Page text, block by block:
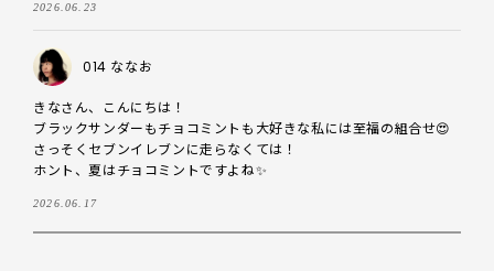
2026.06.23
014 ななお
きなさん、こんにちは！
ブラックサンダーもチョコミントも大好きな私には至福の組合せ😍
さっそくセブンイレブンに走らなくては！
ホント、夏はチョコミントですよね✨
2026.06.17